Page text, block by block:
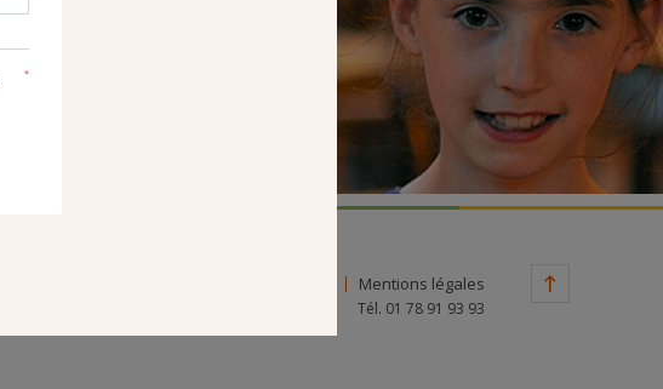
Mentions légales
Tél. 01 78 91 93 93
*